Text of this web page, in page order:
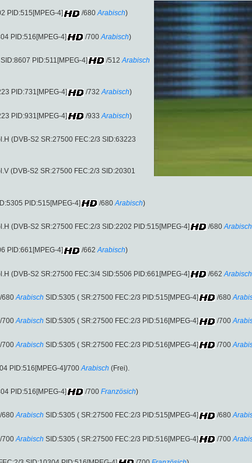
PID:515[MPEG-4] /680 Arabisch)
PID:516[MPEG-4] /700 Arabisch)
PID:511[MPEG-4] /512 Arabisch
PID:731[MPEG-4] /732 Arabisch)
PID:931[MPEG-4] /933 Arabisch)
(DVB-S2 SR:27500 FEC:2/3 SID:63223
(DVB-S2 SR:27500 FEC:2/3 SID:20301
PID:515[MPEG-4] /680 Arabisch)
(DVB-S2 SR:27500 FEC:2/3 SID:2202 PID:515[MPEG-4] /680 Arabisch
PID:661[MPEG-4] /662 Arabisch)
(DVB-S2 SR:27500 FEC:3/4 SID:5506 PID:661[MPEG-4] /662 Arabisch
/680 Arabisch SID:5305 ( SR:27500 FEC:2/3 PID:515[MPEG-4] /680
/700 Arabisch SID:5305 ( SR:27500 FEC:2/3 PID:516[MPEG-4] /700
/700 Arabisch SID:5305 ( SR:27500 FEC:2/3 PID:516[MPEG-4] /700
PID:516[MPEG-4]/700 Arabisch (Frei).
PID:516[MPEG-4] /700 Französich)
/680 Arabisch SID:5305 ( SR:27500 FEC:2/3 PID:515[MPEG-4] /680
/700 Arabisch SID:5305 ( SR:27500 FEC:2/3 PID:516[MPEG-4] /700